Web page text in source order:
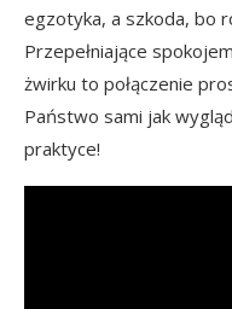
egzotyka, a szkoda, bo
Przepełniające
żwirku to połączenie
Państwo sami jak
praktyce!